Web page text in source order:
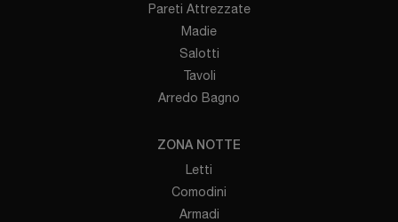
Pareti Attrezzate
Madie
Salotti
Tavoli
Arredo Bagno
ZONA NOTTE
Letti
Comodini
Armadi